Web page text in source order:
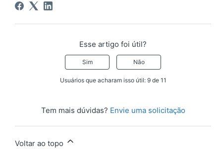
Esse artigo foi útil?
Sim Não
Usuários que acharam isso útil: 9 de 11
Tem mais dúvidas? Envie uma solicitação
Voltar ao topo